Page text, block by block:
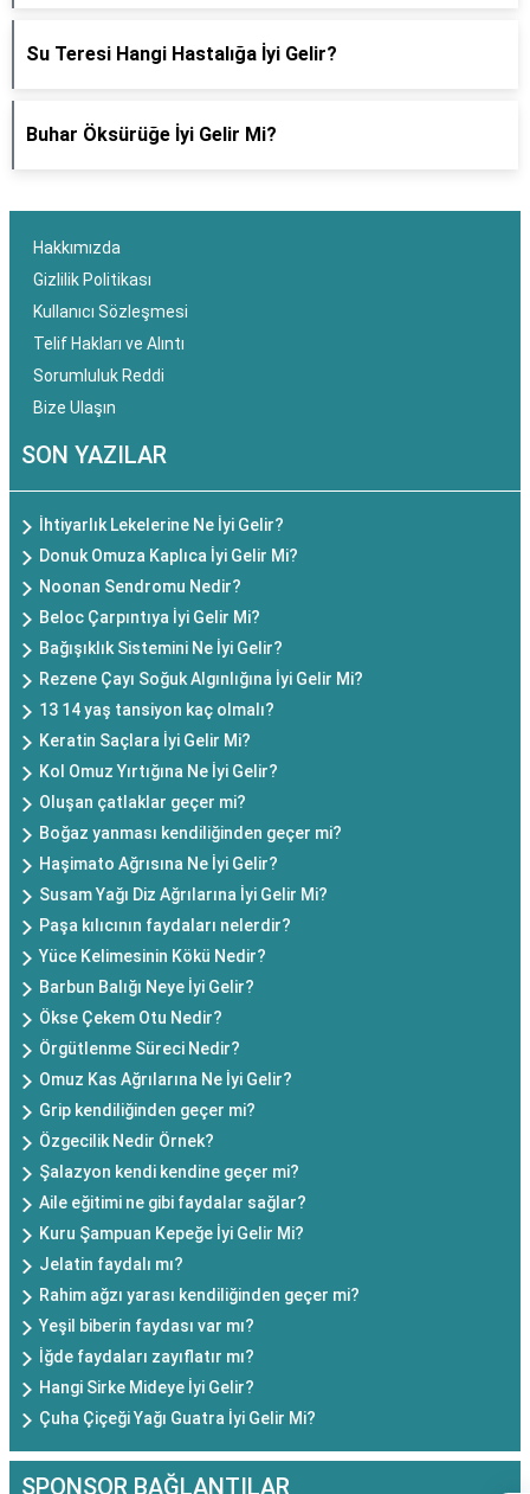
Su Teresi Hangi Hastalığa İyi Gelir?
Buhar Öksürüğe İyi Gelir Mi?
Hakkımızda
Gizlilik Politikası
Kullanıcı Sözleşmesi
Telif Hakları ve Alıntı
Sorumluluk Reddi
Bize Ulaşın
SON YAZILAR
İhtiyarlık Lekelerine Ne İyi Gelir?
Donuk Omuza Kaplıca İyi Gelir Mi?
Noonan Sendromu Nedir?
Beloc Çarpıntıya İyi Gelir Mi?
Bağışıklık Sistemini Ne İyi Gelir?
Rezene Çayı Soğuk Algınlığına İyi Gelir Mi?
13 14 yaş tansiyon kaç olmalı?
Keratin Saçlara İyi Gelir Mi?
Kol Omuz Yırtığına Ne İyi Gelir?
Oluşan çatlaklar geçer mi?
Boğaz yanması kendiliğinden geçer mi?
Haşimato Ağrısına Ne İyi Gelir?
Susam Yağı Diz Ağrılarına İyi Gelir Mi?
Paşa kılıcının faydaları nelerdir?
Yüce Kelimesinin Kökü Nedir?
Barbun Balığı Neye İyi Gelir?
Ökse Çekem Otu Nedir?
Örgütlenme Süreci Nedir?
Omuz Kas Ağrılarına Ne İyi Gelir?
Grip kendiliğinden geçer mi?
Özgecilik Nedir Örnek?
Şalazyon kendi kendine geçer mi?
Aile eğitimi ne gibi faydalar sağlar?
Kuru Şampuan Kepeğe İyi Gelir Mi?
Jelatin faydalı mı?
Rahim ağzı yarası kendiliğinden geçer mi?
Yeşil biberin faydası var mı?
İğde faydaları zayıflatır mı?
Hangi Sirke Mideye İyi Gelir?
Çuha Çiçeği Yağı Guatra İyi Gelir Mi?
SPONSOR BAĞLANTILAR